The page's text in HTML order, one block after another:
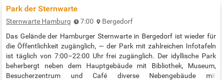
Stiftung Anscharhöhe, zugänglich über Tarpenbekstraße…
Park der Sternwarte
Sternwarte Hamburg 7:00
Bergedorf
Das Gelände der Hamburger Sternwarte in Bergedorf ist wieder für
die Öffentlichkeit zugänglich, — der Park mit zahlreichen Infotafeln
ist täglich von 7:00–22:00 Uhr frei zugänglich. Der idyllische Park
beherbergt neben dem Hauptgebäude mit Bibliothek, Museum,
Besucherzentrum und Café diverse Nebengebäude mit